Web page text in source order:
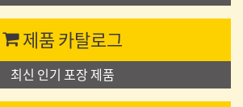
제품 카탈로그
최신 인기 포장 제품